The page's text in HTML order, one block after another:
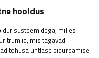
hooldus
milles
mis tagavad
tõhusa ühtlase pidurdamise.